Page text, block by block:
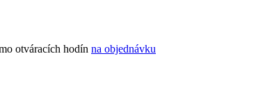
otváracích hodín na objednávku